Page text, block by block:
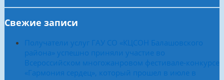
Свежие записи
Получатели услуг ГАУ СО «КЦСОН Балашовского
района» успешно приняли участие во
Всероссийском многожанровом фестивале-конкурсе
«Гармония сердец», который прошел в июле в